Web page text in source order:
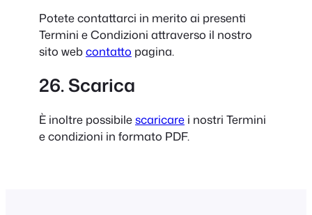
Potete contattarci in merito ai presenti
Termini e Condizioni attraverso il nostro
sito webcontatto pagina.
26. Scarica
È inoltre possibilescaricare i nostri Termini
e condizioni in formato PDF.